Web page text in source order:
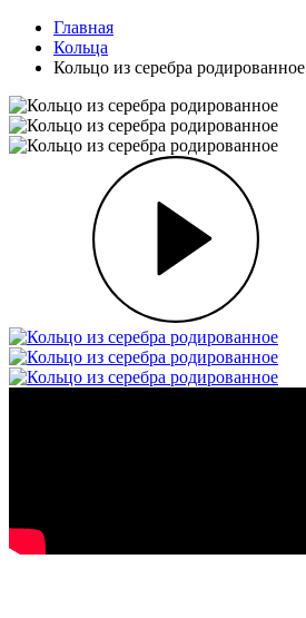
Главная
Кольца
Кольцо из серебра родированное